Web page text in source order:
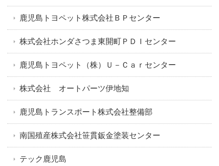
鹿児島トヨペット株式会社ＢＰセンター
株式会社ホンダさつま東開町ＰＤＩセンター
鹿児島トヨペット（株）Ｕ－Ｃａｒセンター
株式会社 オートパーツ伊地知
鹿児島トランスポート株式会社整備部
南国殖産株式会社笹貫鈑金塗装センター
テック鹿児島